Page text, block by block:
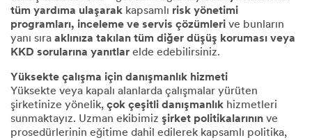
tüm yardıma ulaşarak kapsamlı risk yönetimi
programları, inceleme ve servis çözümleri ve bunların
yanı sıra aklınıza takılan tüm diğer düşüş koruması veya
KKD sorularına yanıtlar elde edebilirsiniz.
Yüksekte çalışma için danışmanlık hizmeti
Yüksekte veya kapalı alanlarda çalışmalar yürüten
şirketinize yönelik, çok çeşitli danışmanlık hizmetleri
sunmaktayız. Uzman ekibimiz şirket politikalarının ve
prosedürlerinin eğitime dahil edilerek kapsamlı politika,